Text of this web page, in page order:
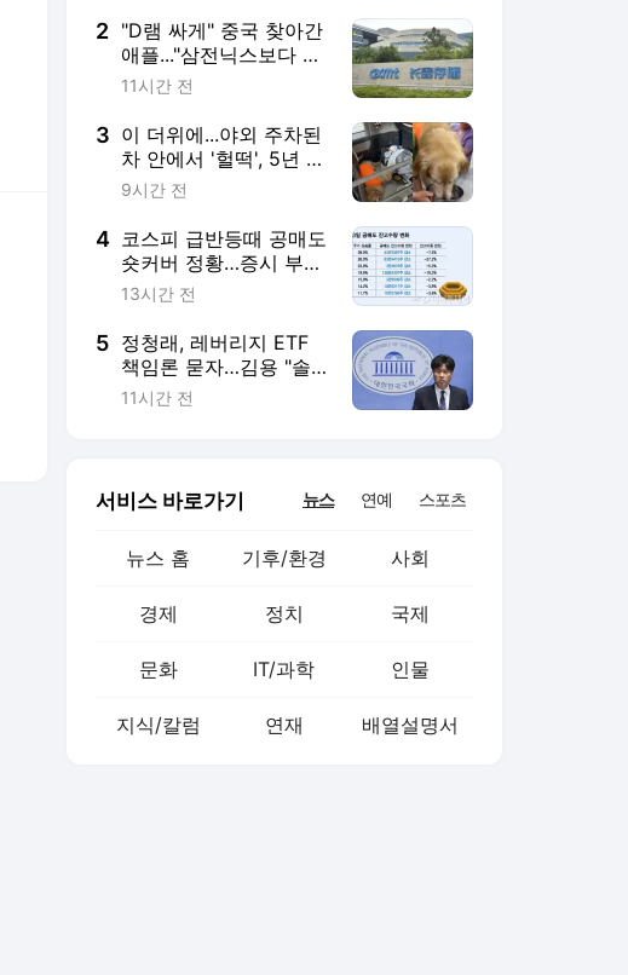
2 "D램 싸게" 중국 찾아간
애플..."삼전닉스보다 더
줘" 요구에 계약 무산
11시간 전
3 이 더위에...야외 주차된
차 안에서 '헐떡', 5년 갇
혀 산 리트리버
9시간 전
4 코스피 급반등때 공매도
숏커버 정황…증시 부양
신호탄?
13시간 전
5 정청래, 레버리지 ETF
책임론 묻자…김용 "솔
직히 반명 커밍아웃해
11시간 전
서비스 바로가기 뉴스 연예 스포츠
뉴스 홈 기후/환경 사회
경제 정치 국제
문화 IT/과학 인물
지식/칼럼 연재 배열설명서